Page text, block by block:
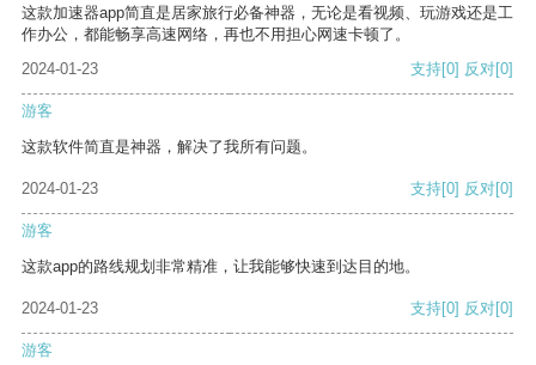
这款加速器app简直是居家旅行必备神器，无论是看视频、玩游戏还是工
作办公，都能畅享高速网络，再也不用担心网速卡顿了。
2024-01-23
支持[0] 反对[0]
游客
这款软件简直是神器，解决了我所有问题。
2024-01-23 支持[0] 反对[0]
游客
这款app的路线规划非常精准，让我能够快速到达目的地。
2024-01-23 支持[0] 反对[0]
游客